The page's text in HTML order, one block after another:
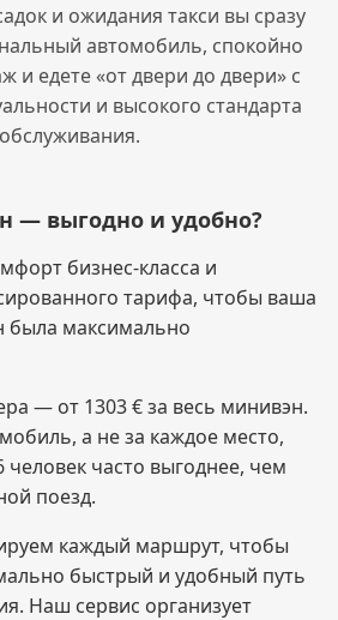
и ожидания такси вы сразу
автомобиль, спокойно
и едете «от двери до двери» с
и высокого стандарта
обслуживания.
— выгодно и удобно?
бизнес-класса и
тарифа, чтобы ваша
была максимально
— от 1303 € за весь минивэн.
а не за каждое место,
человек часто выгоднее, чем
поезд.
каждый маршрут, чтобы
быстрый и удобный путь
Наш сервис организует